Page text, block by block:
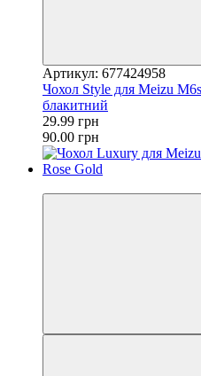
Артикул: 677424958
Чохол Style для Meizu
блакитний
29.99 грн
90.00 грн